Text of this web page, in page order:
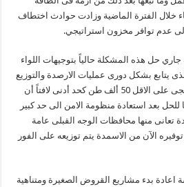
خلال الفترة الماضية وزادت حوادث اختطاف
عدم توافر مخزون استراتيجي.
حل هذه المشكلة حالياً بتوجيهات اللواء
يتابع بشكل دورى عمليات الارصدة والتوزيع
ويطالب بتوفير مخزون استراتيجى على الاقل 50 ألف طن كحد أدنى لافتاً أن
بعد استعادة منظومة الامن الى حد كبير
منها محافظات الوجه القبلى عامة
الآن من الاسمدة يتم توزيعه على الفور
اعادة بدء مشاريع القروض الصغيرة ومتناهية